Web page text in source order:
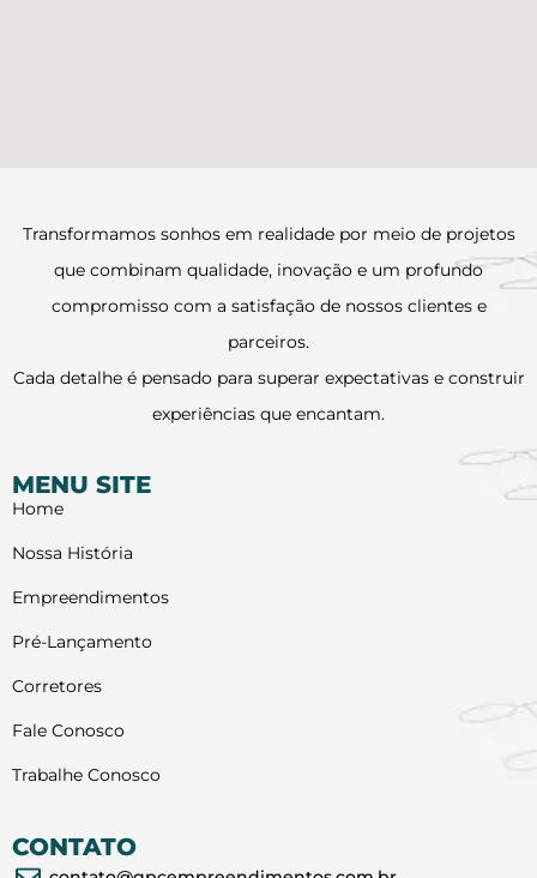
Transformamos sonhos em realidade por meio de projetos
que combinam qualidade, inovação e um profundo
compromisso com a satisfação de nossos clientes e
parceiros.
Cada detalhe é pensado para superar expectativas e construir
experiências que encantam.
MENU SITE
Home
Nossa História
Empreendimentos
Pré-Lançamento
Corretores
Fale Conosco
Trabalhe Conosco
CONTATO